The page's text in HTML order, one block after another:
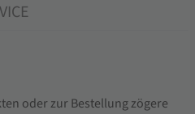
oder zur Bestellung zögere